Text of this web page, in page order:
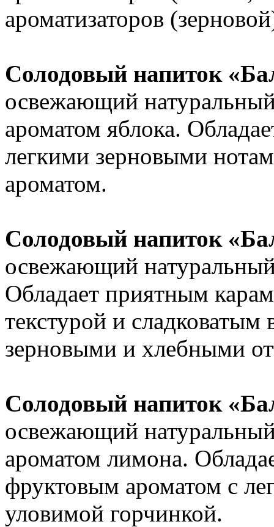
ароматизаторов
Солодовый напиток
освежающий натуральный
ароматом яблока.
легкими зерновыми
ароматом.
Солодовый напиток
освежающий
Обладает приятным
текстурой и
зерновыми и хлебными
Солодовый напиток
освежающий натуральный
ароматом лимона.
фруктовым ароматом с
уловимой горчинкой.